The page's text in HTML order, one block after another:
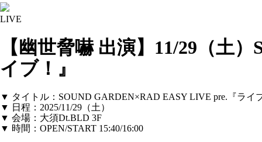
LIVE
【幽世脅嚇 出演】11/29（土
イブ！』
▼ タイトル：SOUND GARDEN×RAD EASY LIVE pre.『ライ
▼ 日程：2025/11/29（土）
▼ 会場：大須Dt.BLD 3F
▼ 時間：OPEN/START 15:40/16:00